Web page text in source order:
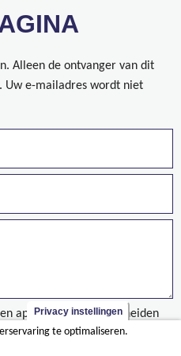
Alleen de ontvanger van dit
Uw e-mailadres wordt niet
aparte regels of gescheiden
Privacy instellingen
te optimaliseren.